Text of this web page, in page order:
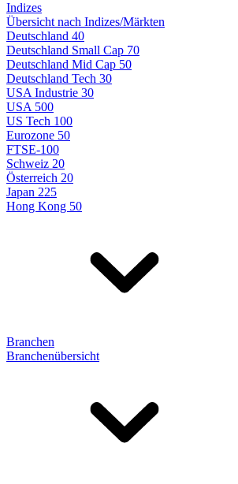
Indizes
Übersicht nach Indizes/Märkten
Deutschland 40
Deutschland Small Cap 70
Deutschland Mid Cap 50
Deutschland Tech 30
USA Industrie 30
USA 500
US Tech 100
Eurozone 50
FTSE-100
Schweiz 20
Österreich 20
Japan 225
Hong Kong 50
Branchen
Branchenübersicht